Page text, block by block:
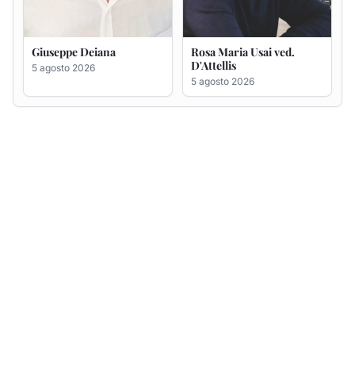
Giuseppe Deiana
5 agosto 2026
Rosa Maria Usai ved.
D'Attellis
5 agosto 2026